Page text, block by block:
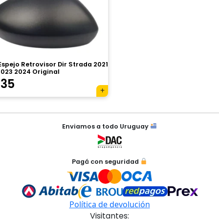
Retrovisor Dir Strada 2021
2024 Original
Enviamos a todo Uruguay
Pagá con seguridad
Política de devolución
Visitantes: